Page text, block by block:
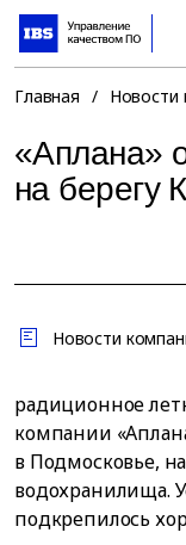
Главная / Новости
«Аплана»
на берегу
Новости
радиционное
компании
в Подмосковье,
водохранилища.
подкрепилось